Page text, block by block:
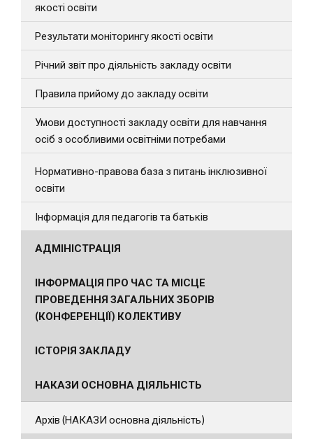
якості освіти
Результати моніторингу якості освіти
Річний звіт про діяльність закладу освіти
Правила прийому до закладу освіти
Умови доступності закладу освіти для навчання
осіб з особливими освітніми потребами
Нормативно-правова база з питань інклюзивної
освіти
Інформація для педагогів та батьків
АДМІНІСТРАЦІЯ
ІНФОРМАЦІЯ ПРО ЧАС ТА МІСЦЕ
ПРОВЕДЕННЯ ЗАГАЛЬНИХ ЗБОРІВ
(КОНФЕРЕНЦІЇ) КОЛЕКТИВУ
ІСТОРІЯ ЗАКЛАДУ
НАКАЗИ ОСНОВНА ДІЯЛЬНІСТЬ
Архів (НАКАЗИ основна діяльність)